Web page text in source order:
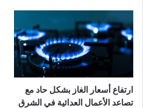
ارتفاع أسعار الغاز بشكل حاد مع
تصاعد الأعمال العدائية في الشرق